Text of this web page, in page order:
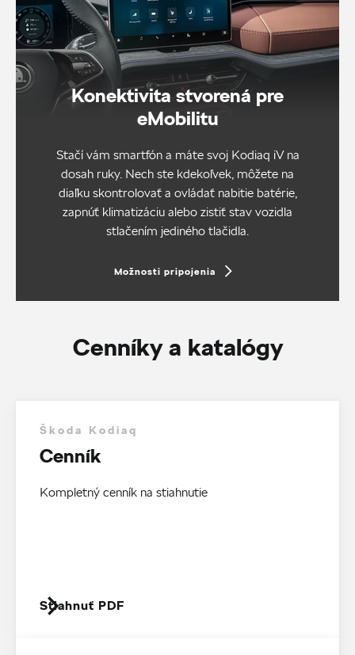
Konektivita stvorená pre
eMobilitu
Stačí vám smartfón a máte svoj Kodiaq iV na
dosah ruky. Nech ste kdekoľvek, môžete na
diaľku skontrolovať a ovládať nabitie batérie,
zapnúť klimatizáciu alebo zistiť stav vozidla
stlačením jediného tlačidla.
Možnosti pripojenia
Cenníky a katalógy
Škoda Kodiaq
Cenník
Kompletný cenník na stiahnutie
Stiahnuť PDF